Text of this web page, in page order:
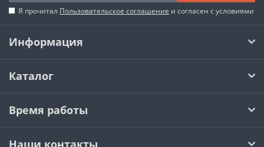
Я прочитал Пользовательское соглашение и согласен с условиями
Информация
Каталог
Время работы
Наши контакты